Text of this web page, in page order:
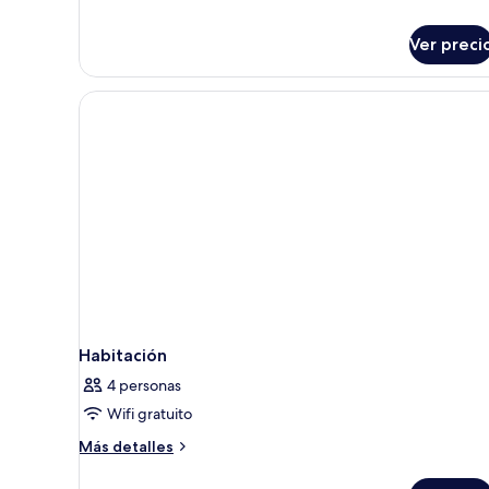
Ver
Habitación
4 personas
Wifi gratuito
Más detalles
Más